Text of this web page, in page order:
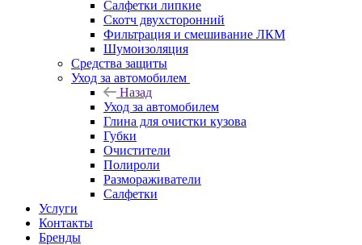
Салфетки липкие
Скотч двухсторонний
Фильтрация и смешивание ЛКМ
Шумоизоляция
Средства защиты
Уход за автомобилем
Назад
Уход за автомобилем
Глина для очистки кузова
Губки
Очистители
Полироли
Размораживатели
Салфетки
Услуги
Контакты
Бренды